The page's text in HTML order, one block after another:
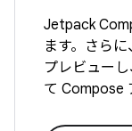
Jetpack
ます。さら
プレビュー
て Compose